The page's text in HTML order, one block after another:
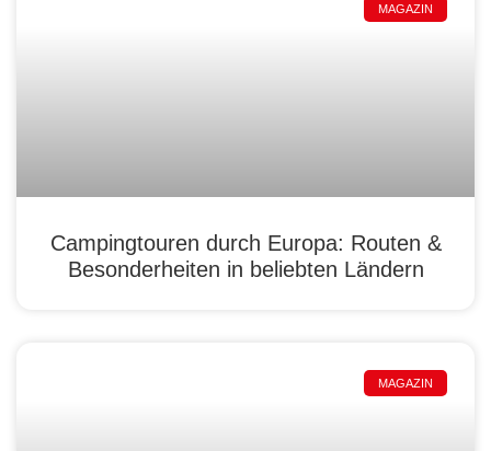
MAGAZIN
Campingtouren durch Europa: Routen &
Besonderheiten in beliebten Ländern
MAGAZIN